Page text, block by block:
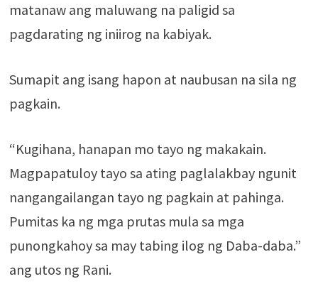
matanaw ang maluwang na paligid sa
pagdarating ng iniirog na kabiyak.
Sumapit ang isang hapon at naubusan na sila ng
pagkain.
“Kugihana, hanapan mo tayo ng makakain.
Magpapatuloy tayo sa ating paglalakbay ngunit
nangangailangan tayo ng pagkain at pahinga.
Pumitas ka ng mga prutas mula sa mga
punongkahoy sa may tabing ilog ng Daba-daba.”
ang utos ng Rani.